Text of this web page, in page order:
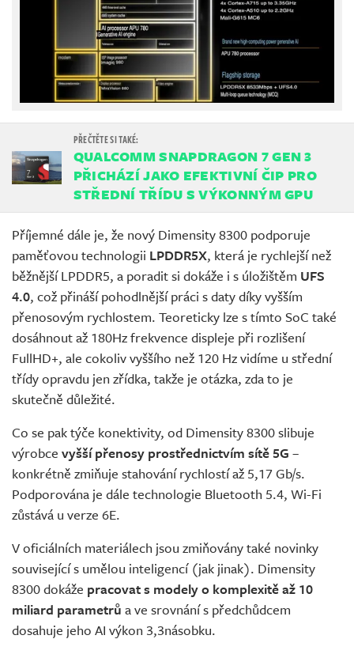
QUALCOMM SNAPDRAGON 7 GEN 3
PŘICHÁZÍ JAKO EFEKTIVNÍ ČIP PRO
STŘEDNÍ TŘÍDU S VÝKONNÝM GPU
Příjemné dále je, že nový Dimensity 8300 podporuje
paměťovou technologii LPDDR5X, která je rychlejší než
běžnější LPDDR5, a poradit si dokáže i s úložištěm UFS
4.0, což přináší pohodlnější práci s daty díky vyšším
přenosovým rychlostem. Teoreticky lze s tímto SoC také
dosáhnout až 180Hz frekvence displeje při rozlišení
FullHD+, ale cokoliv vyššího než 120 Hz vidíme u střední
třídy opravdu jen zřídka, takže je otázka, zda to je
skutečně důležité.
Co se pak týče konektivity, od Dimensity 8300 slibuje
výrobce vyšší přenosy prostřednictvím sítě 5G –
konkrétně zmiňuje stahování rychlostí až 5,17 Gb/s.
Podporována je dále technologie Bluetooth 5.4, Wi-Fi
zůstává u verze 6E.
V oficiálních materiálech jsou zmiňovány také novinky
související s umělou inteligencí (jak jinak). Dimensity
8300 dokáže pracovat s modely o komplexitě až 10
miliard parametrů a ve srovnání s předchůdcem
dosahuje jeho AI výkon 3,3násobku.